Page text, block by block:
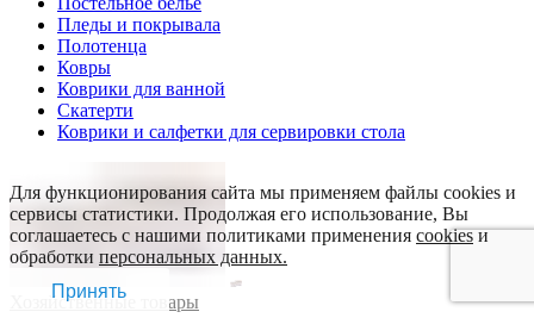
Пледы и покрывала
Полотенца
Ковры
Коврики для ванной
Скатерти
Коврики и салфетки для сервировки стола
Хозяйственные товары
Для функционирования сайта мы применяем файлы cookies и
сервисы статистики. Продолжая его использование, Вы
соглашаетесь с нашими политиками применения cookiesи
обработки персональных данных.
Принять